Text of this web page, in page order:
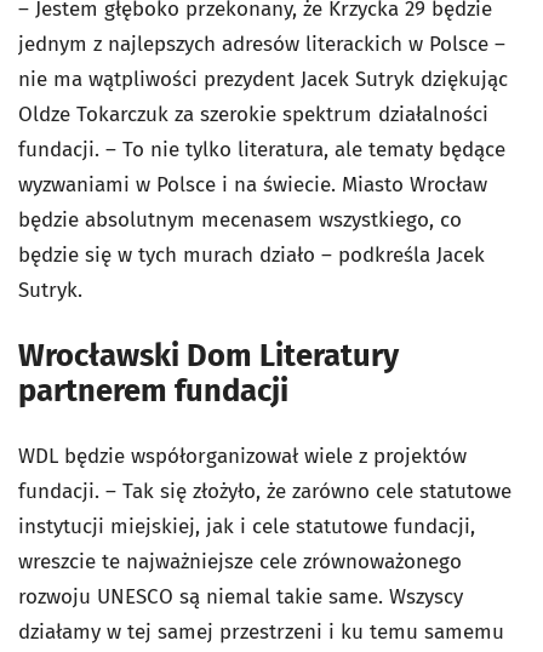
– Jestem głęboko przekonany, że Krzycka 29 będzie
jednym z najlepszych adresów literackich w Polsce –
nie ma wątpliwości prezydent Jacek Sutryk dziękując
Oldze Tokarczuk za szerokie spektrum działalności
fundacji. – To nie tylko literatura, ale tematy będące
wyzwaniami w Polsce i na świecie. Miasto Wrocław
będzie absolutnym mecenasem wszystkiego, co
będzie się w tych murach działo – podkreśla Jacek
Sutryk.
Wrocławski Dom Literatury
partnerem fundacji
WDL będzie współorganizował wiele z projektów
fundacji. – Tak się złożyło, że zarówno cele statutowe
instytucji miejskiej, jak i cele statutowe fundacji,
wreszcie te najważniejsze cele zrównoważonego
rozwoju UNESCO są niemal takie same. Wszyscy
działamy w tej samej przestrzeni i ku temu samemu